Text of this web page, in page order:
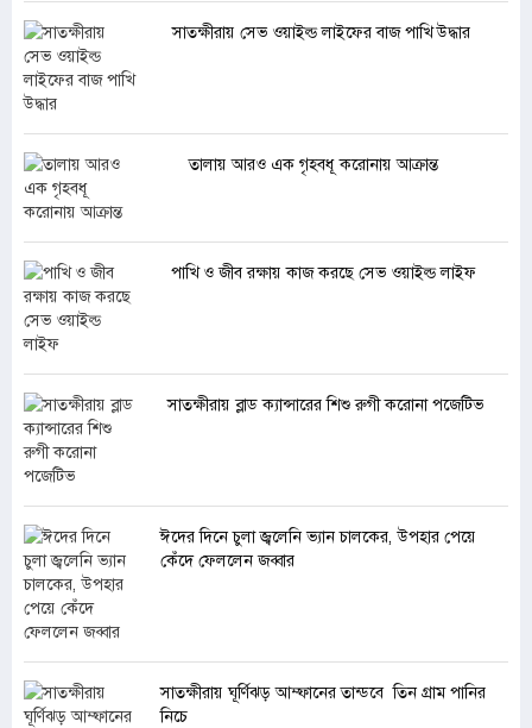
সাতক্ষীরায় সেভ ওয়াইল্ড লাইফের বাজ পাখি উদ্ধার
তালায় আরও এক গৃহবধূ করোনায় আক্রান্ত
পাখি ও জীব রক্ষায় কাজ করছে সেভ ওয়াইল্ড লাইফ
সাতক্ষীরায় ব্লাড ক্যান্সারের শিশু রুগী করোনা পজেটিভ
ঈদের দিনে চুলা জ্বলেনি ভ্যান চালকের, উপহার পেয়ে
কেঁদে ফেললেন জব্বার
সাতক্ষীরায় ঘূর্ণিঝড় আম্ফানের তান্ডবে তিন গ্রাম পানির
নিচে